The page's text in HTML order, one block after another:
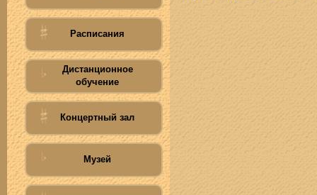
Расписания
Дистанционное
обучение
Концертный зал
Музей